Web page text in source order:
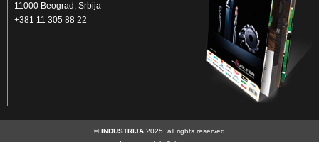
11000 Beograd, Srbija
+381 11 305 88 22
©INDUSTRIJA 2025, all rights reserved